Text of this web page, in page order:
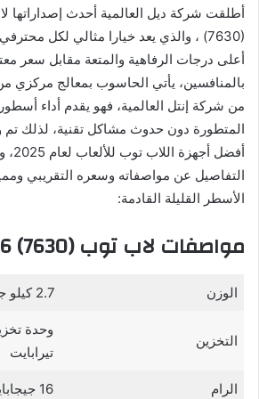
(7630) ، والذي يعد خيارا مثالي لكل
أعلى درجات الرفاهية والمتعة مقابل سعر
بالمنافسين، يأتي الحاسوب بمعالج مركزي
من شركة إنتل العالمية، فهو يقدم أداء
المتطورة دون حدوث مشاكل تقنية، لذلك
أفضل
التفاصيل عن مواصفاته وسعره التقريبي
الأسطر القليلة القادمة:
مواصفات لاب توب Dell G16 (7630)
الوزن 2.7 كيلو جرام
التخزين
تيرابايت
الرام 16 جيجابايت